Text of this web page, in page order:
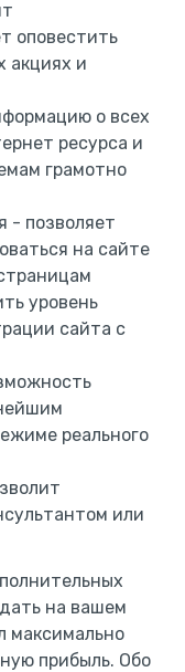
оповестить
акциях и
о всех
ресурса и
грамотно
- позволяет
на сайте
уровень
сайта с
реального
или
на вашем
максимально
прибыль. Обо